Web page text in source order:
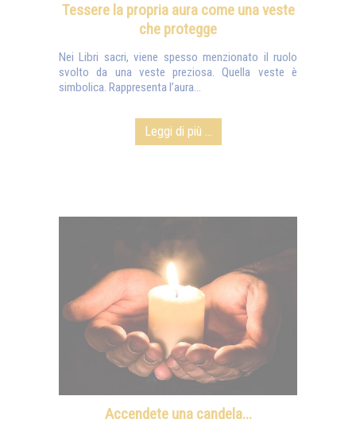
Tessere la propria aura come una veste
che protegge
Nei Libri sacri, viene spesso menzionato il ruolo
svolto da una veste preziosa. Quella veste è
simbolica. Rappresenta l’aura...
Leggi di più ...
Accendete una candela...